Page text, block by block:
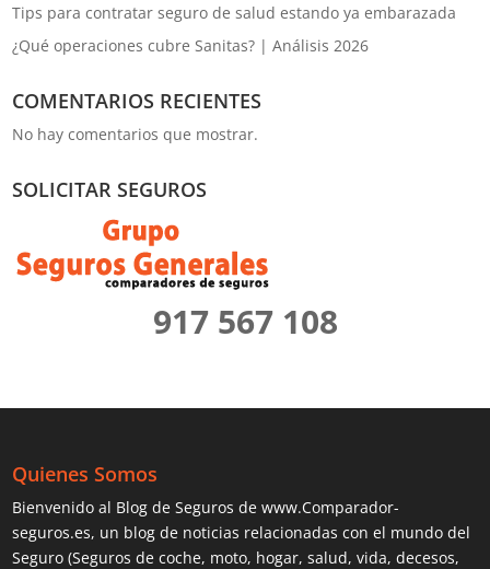
Tips para contratar seguro de salud estando ya embarazada
¿Qué operaciones cubre Sanitas? | Análisis 2026
COMENTARIOS RECIENTES
No hay comentarios que mostrar.
SOLICITAR SEGUROS
917 567 108
Quienes Somos
Bienvenido al Blog de Seguros de www.Comparador-
seguros.es, un blog de noticias relacionadas con el mundo del
Seguro (Seguros de coche, moto, hogar, salud, vida, decesos,